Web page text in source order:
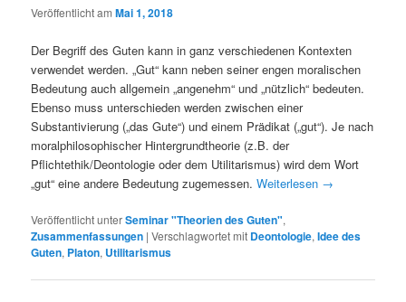
Veröffentlicht amMai 1, 2018
Der Begriff des Guten kann in ganz verschiedenen Kontexten
verwendet werden. „Gut“ kann neben seiner engen moralischen
Bedeutung auch allgemein „angenehm“ und „nützlich“ bedeuten.
Ebenso muss unterschieden werden zwischen einer
Substantivierung („das Gute“) und einem Prädikat („gut“). Je nach
moralphilosophischer Hintergrundtheorie (z.B. der
Pflichtethik/Deontologie oder dem Utilitarismus) wird dem Wort
„gut“ eine andere Bedeutung zugemessen.Weiterlesen →
Veröffentlicht unterSeminar "Theorien des Guten",
Zusammenfassungen |Verschlagwortet mit Deontologie,Idee des
Guten, Platon, Utilitarismus